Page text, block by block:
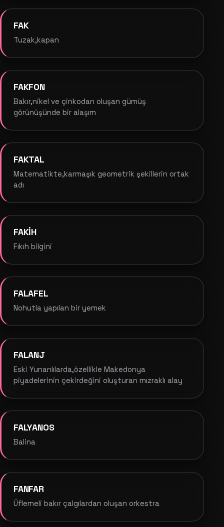
FAK
Tuzak,kapan
FAKFON
Bakır,nikel ve çinkodan oluşan gümüş
görünüşünde bir alaşım
FAKTAL
Matematikte,karmaşık geometrik şekillerin ortak
adı
FAKİH
Fıkıh bilgini
FALAFEL
Nohutla yapılan bir yemek
FALANJ
Eski Yunanlılarda,özellikle Makedonya
piyadelerinin çekirdeğini oluşturan mızraklı alay
FALYANOS
Balina
FANFAR
Üflemeli bakır çalgılardan oluşan orkestra